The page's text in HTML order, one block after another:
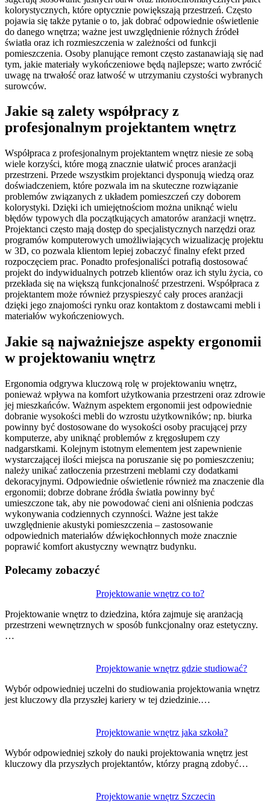
kolorystycznych, które optycznie powiększają przestrzeń. Często
pojawia się także pytanie o to, jak dobrać odpowiednie oświetlenie
do danego wnętrza; ważne jest uwzględnienie różnych źródeł
światła oraz ich rozmieszczenia w zależności od funkcji
pomieszczenia. Osoby planujące remont często zastanawiają się nad
tym, jakie materiały wykończeniowe będą najlepsze; warto zwrócić
uwagę na trwałość oraz łatwość w utrzymaniu czystości wybranych
surowców.
Jakie są zalety współpracy z
profesjonalnym projektantem wnętrz
Współpraca z profesjonalnym projektantem wnętrz niesie ze sobą
wiele korzyści, które mogą znacznie ułatwić proces aranżacji
przestrzeni. Przede wszystkim projektanci dysponują wiedzą oraz
doświadczeniem, które pozwala im na skuteczne rozwiązanie
problemów związanych z układem pomieszczeń czy doborem
kolorystyki. Dzięki ich umiejętnościom można uniknąć wielu
błędów typowych dla początkujących amatorów aranżacji wnętrz.
Projektanci często mają dostęp do specjalistycznych narzędzi oraz
programów komputerowych umożliwiających wizualizację projektu
w 3D, co pozwala klientom lepiej zobaczyć finalny efekt przed
rozpoczęciem prac. Ponadto profesjonaliści potrafią dostosować
projekt do indywidualnych potrzeb klientów oraz ich stylu życia, co
przekłada się na większą funkcjonalność przestrzeni. Współpraca z
projektantem może również przyspieszyć cały proces aranżacji
dzięki jego znajomości rynku oraz kontaktom z dostawcami mebli i
materiałów wykończeniowych.
Jakie są najważniejsze aspekty ergonomii
w projektowaniu wnętrz
Ergonomia odgrywa kluczową rolę w projektowaniu wnętrz,
ponieważ wpływa na komfort użytkowania przestrzeni oraz zdrowie
jej mieszkańców. Ważnym aspektem ergonomii jest odpowiednie
dobranie wysokości mebli do wzrostu użytkowników; np. biurka
powinny być dostosowane do wysokości osoby pracującej przy
komputerze, aby uniknąć problemów z kręgosłupem czy
nadgarstkami. Kolejnym istotnym elementem jest zapewnienie
wystarczającej ilości miejsca na poruszanie się po pomieszczeniu;
należy unikać zatłoczenia przestrzeni meblami czy dodatkami
dekoracyjnymi. Odpowiednie oświetlenie również ma znaczenie dla
ergonomii; dobrze dobrane źródła światła powinny być
umieszczone tak, aby nie powodować cieni ani olśnienia podczas
wykonywania codziennych czynności. Ważne jest także
uwzględnienie akustyki pomieszczenia – zastosowanie
odpowiednich materiałów dźwiękochłonnych może znacznie
poprawić komfort akustyczny wewnątrz budynku.
Polecamy zobaczyć
Projektowanie wnętrz co to?
Projektowanie wnętrz to dziedzina, która zajmuje się aranżacją
przestrzeni wewnętrznych w sposób funkcjonalny oraz estetyczny.
…
Projektowanie wnętrz gdzie studiować?
Wybór odpowiedniej uczelni do studiowania projektowania wnętrz
jest kluczowy dla przyszłej kariery w tej dziedzinie.…
Projektowanie wnętrz jaka szkoła?
Wybór odpowiedniej szkoły do nauki projektowania wnętrz jest
kluczowy dla przyszłych projektantów, którzy pragną zdobyć…
Projektowanie wnętrz Szczecin
wpisu